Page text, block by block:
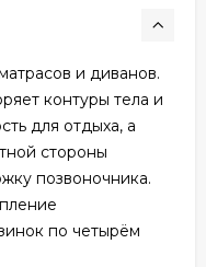
и диванов.
контуры тела и
для отдыха, а
стороны
позвоночника.
по четырём